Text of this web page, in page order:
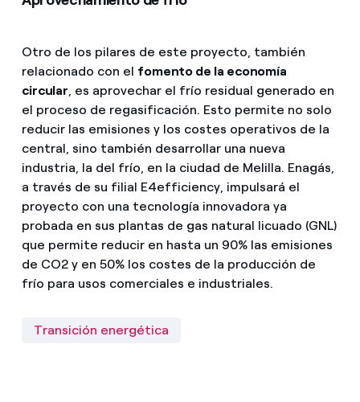
Otro de los pilares de este proyecto, también
relacionado con el fomento de la economía
circular , es aprovechar el frío residual generado en
el proceso de regasificación. Esto permite no solo
reducir las emisiones y los costes operativos de la
central, sino también desarrollar una nueva
industria, la del frío, en la ciudad de Melilla. Enagás,
a través de su filial E4efficiency, impulsará el
proyecto con una tecnología innovadora ya
probada en sus plantas de gas natural licuado (GNL)
que permite reducir en hasta un 90% las emisiones
de CO2 y en 50% los costes de la producción de
frío para usos comerciales e industriales.
Transición energética